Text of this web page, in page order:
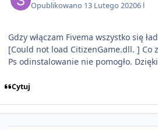
Opublikowano 13 Lutego 20206 l
Gdzy włączam Fivema wszystko się
[Could not load CitizenGame.dll. ] Co
Ps odinstalowanie nie pomogło.
Cytuj